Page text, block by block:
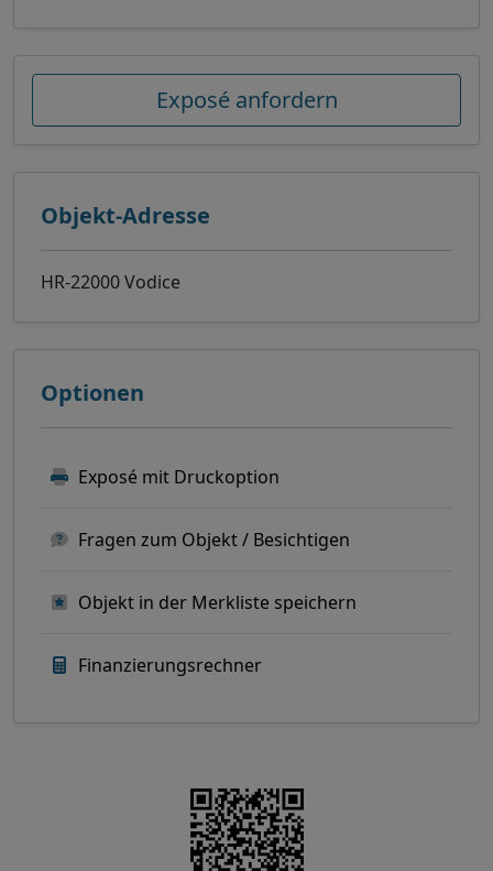
Exposé anfordern
Objekt-Adresse
HR-22000 Vodice
Optionen
Exposé mit Druckoption
Fragen zum Objekt / Besichtigen
Objekt in der Merkliste speichern
Finanzierungsrechner